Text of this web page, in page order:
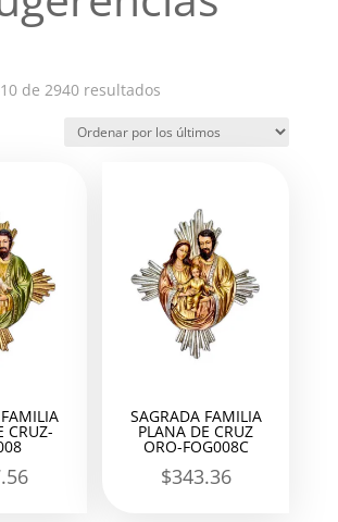
de 2940 resultadosOrdenado
los
CRUZ-
SAGRADA FAMILIA
PLANA DE CRUZ
ORO-FOG008C
$343.36